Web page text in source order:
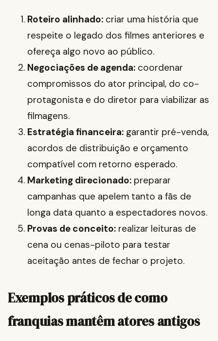
Roteiro alinhado: criar uma história que
respeite o legado dos filmes anteriores e
ofereça algo novo ao público.
Negociações de agenda: coordenar
compromissos do ator principal, do co-
protagonista e do diretor para viabilizar as
filmagens.
Estratégia financeira: garantir pré-venda,
acordos de distribuição e orçamento
compatível com retorno esperado.
Marketing direcionado: preparar
campanhas que apelem tanto a fãs de
longa data quanto a espectadores novos.
Provas de conceito: realizar leituras de
cena ou cenas-piloto para testar
aceitação antes de fechar o projeto.
Exemplos práticos de como
franquias mantêm atores antigos